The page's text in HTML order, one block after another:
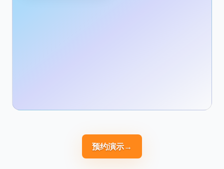
预约演示→